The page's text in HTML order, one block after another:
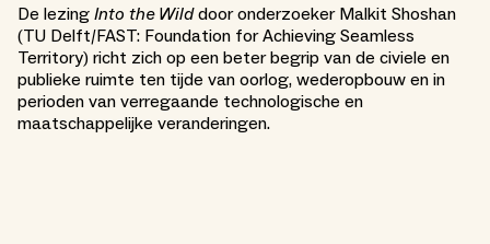
De lezing Into the Wilddoor onderzoeker Malkit Shoshan
(TU Delft/FAST: Foundation for Achieving Seamless
Territory) richt zich op een beter begrip van de civiele en
publieke ruimte ten tijde van oorlog, wederopbouw en in
perioden van verregaande technologische en
maatschappelijke veranderingen.